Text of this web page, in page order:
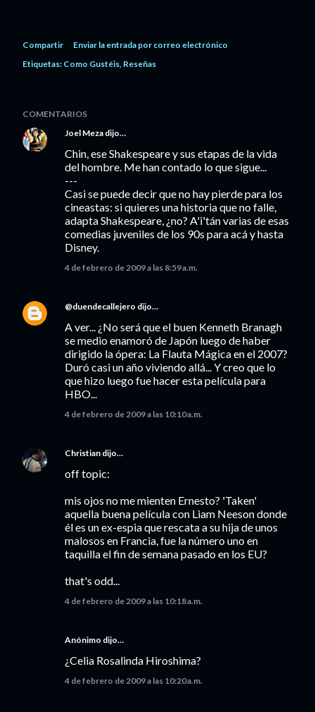
Compartir
Enviar la entrada por correo electrónico
Etiquetas: Como Gustéis Reseñas
COMENTARIOS
Joel Meza dijo…
Chin, ese Shakespeare y sus etapas de la vida
del hombre. Me han contado lo que sigue...
---
Casi se puede decir que no hay pierde para los
cineastas: si quieres una historia que no falle,
adapta Shakespeare, ¿no? A'i'tán varias de esas
comedias juveniles de los 90s para acá y hasta
Disney.
4 de febrero de 2009 a las 8:59 a.m.
@duendecallejero dijo…
A ver... ¿No será que el buen Kenneth Branagh
se medio enamoró de Japón luego de haber
dirigido la ópera: La Flauta Mágica en el 2007?
Duró casi un año viviendo allá... Y creo que lo
que hizo luego fue hacer esta película para
HBO...
4 de febrero de 2009 a las 10:10 a.m.
Christian dijo…
off topic:
mis ojos no me mienten Ernesto? 'Taken'
aquella buena película con Liam Neeson donde
él es un ex-espia que rescata a su hija de unos
malosos en Francia, fue la número uno en
taquilla el fin de semana pasado en los EU?
that's odd...
4 de febrero de 2009 a las 10:18 a.m.
Anónimo dijo…
¿Celia Rosalinda Hiroshima?
4 de febrero de 2009 a las 10:20 a.m.